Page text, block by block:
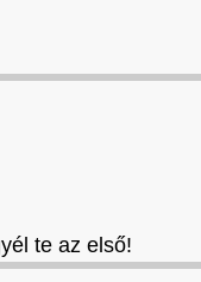
te az első!